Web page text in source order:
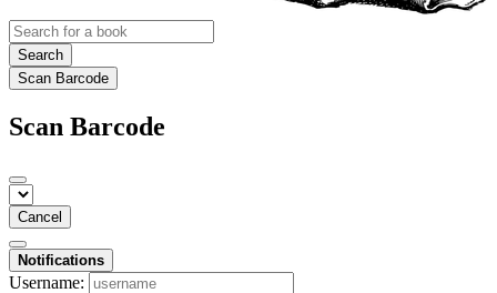
Search
Scan Barcode
Scan Barcode
Cancel
Notifications
Username: